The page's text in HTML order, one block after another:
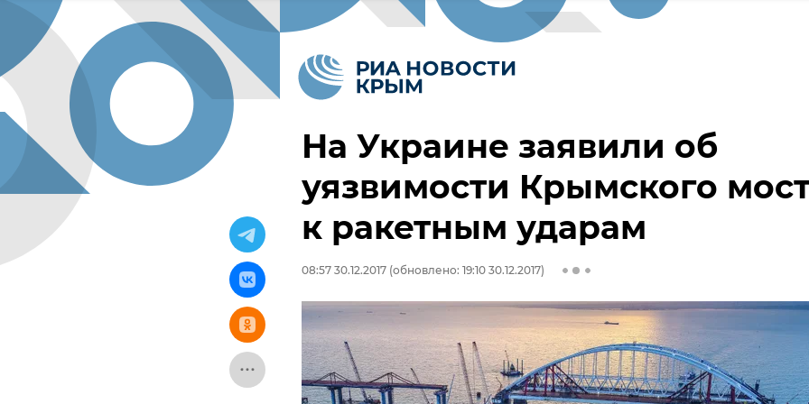
На Украине заявили об
уязвимости Крымского
к ракетным ударам
08:57 30.12.2017 (обновлено: 19:10 30.12.2017)